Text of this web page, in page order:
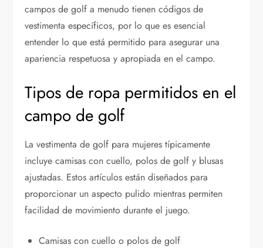
campos de golf a menudo tienen códigos de
vestimenta específicos, por lo que es esencial
entender lo que está permitido para asegurar una
apariencia respetuosa y apropiada en el campo.
Tipos de ropa permitidos en el
campo de golf
La vestimenta de golf para mujeres típicamente
incluye camisas con cuello, polos de golf y blusas
ajustadas. Estos artículos están diseñados para
proporcionar un aspecto pulido mientras permiten
facilidad de movimiento durante el juego.
Camisas con cuello o polos de golf